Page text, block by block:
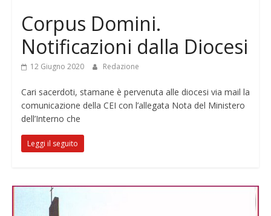
Corpus Domini.
Notificazioni dalla Diocesi
12 Giugno 2020 Redazione
Cari sacerdoti, stamane è pervenuta alle diocesi via mail la
comunicazione della CEI con l’allegata Nota del Ministero
dell’Interno che
Leggi il seguito